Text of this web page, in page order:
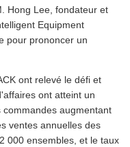
Hong Lee, fondateur et
Equipment
pour prononcer un
ont relevé le défi et
ont atteint un
augmentant
ventes annuelles des
000 ensembles, et le taux